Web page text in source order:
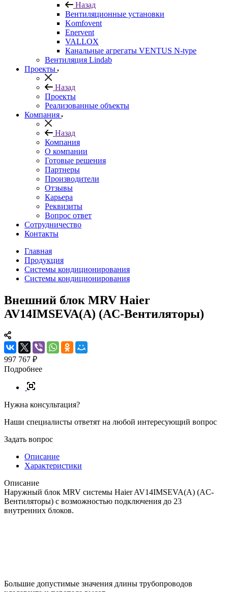
Назад
Вентиляционные установки
Komfovent
Enervent
VALLOX
Канальные агрегаты VENTUS N-type
Вентиляция Lindab
Проекты
Назад
Проекты
Реализованные объекты
Компания
Назад
Компания
О компании
Готовые решения
Партнеры
Производители
Отзывы
Карьера
Реквизиты
Вопрос ответ
Сотрудничество
Контакты
Главная
Продукция
Системы кондиционирования
Системы кондиционирования
Внешний блок MRV Haier
AV14IMSEVA(A) (AC-Вентиляторы)
997 767 ₽
Подробнее
Нужна консультация?
Наши специалисты ответят на любой интересующий вопрос
Задать вопрос
Описание
Характеристики
Описание
Наружный блок MRV системы Haier AV14IMSEVA(A) (AC-
Вентиляторы) с возможностью подключения до 23
внутренних блоков.
Большие допустимые значения длины трубопроводов